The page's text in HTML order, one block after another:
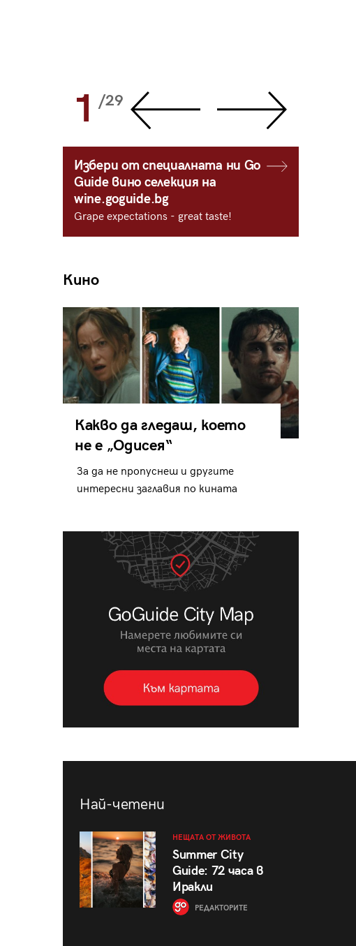
1 /29
Избери от специалната ни Go
Guide вино селекция на
wine.goguide.bg
Grape expectations - great taste!
Кино
Какво да гледаш, което
не е „Одисея“
За да не пропуснеш и другите
интересни заглавия по кината
Най-четени
НЕЩАТА ОТ ЖИВОТА
Summer City
Guide: 72 часа в
Иракли
РЕДАКТОРИТЕ